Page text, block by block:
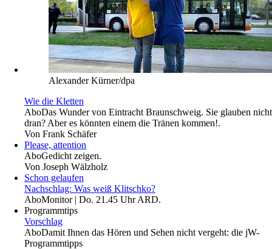
Alexander Kürner/dpa
Wie die Kletten
AboDas Wunder von Eintracht Braunschweig. Sie glauben nicht
dran? Aber es könnten einem die Tränen kommen!.
Von Frank Schäfer
Please, attention
AboGedicht zeigen.
Von Joseph Wälzholz
Schon gelaufen
Nachschlag: Was weiß Klitschko?
AboMonitor | Do. 21.45 Uhr ARD.
Programmtips
Vorschlag
AboDamit Ihnen das Hören und Sehen nicht vergeht: die jW-
Programmtipps